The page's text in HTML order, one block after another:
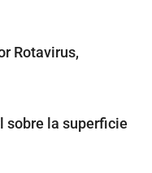
Rotavirus,
sobre la superficie